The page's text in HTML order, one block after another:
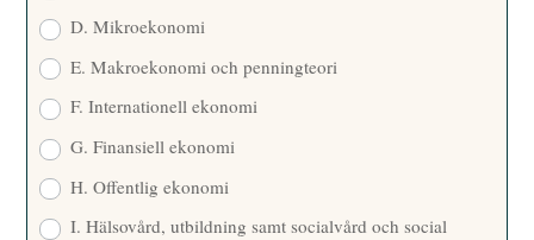
D. Mikroekonomi
E. Makroekonomi och penningteori
F. Internationell ekonomi
G. Finansiell ekonomi
H. Offentlig ekonomi
I. Hälsovård, utbildning samt socialvård och social